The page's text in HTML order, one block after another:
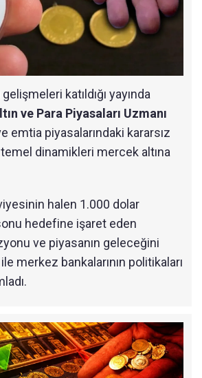
katıldığı yayında
ve Para Piyasaları Uzmanı
emtia piyasalarındaki kararsız
dinamikleri mercek altına
halen 1.000 dolar
hedefine işaret eden
ve piyasanın geleceğini
merkez bankalarının politikaları